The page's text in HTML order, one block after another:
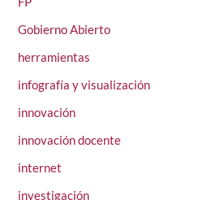
Gobierno Abierto
herramientas
infografía y visualización
innovación
innovación docente
internet
investigación